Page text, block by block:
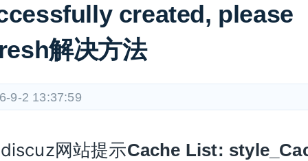
created, please
解决方法
9-2 13:37:59
网站提示Cache List: